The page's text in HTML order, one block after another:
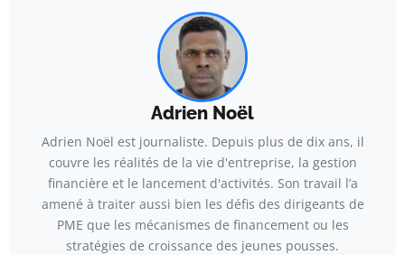
Adrien Noël
Adrien Noël est journaliste. Depuis plus de dix ans, il
couvre les réalités de la vie d'entreprise, la gestion
financière et le lancement d'activités. Son travail l’a
amené à traiter aussi bien les défis des dirigeants de
PME que les mécanismes de financement ou les
stratégies de croissance des jeunes pousses.